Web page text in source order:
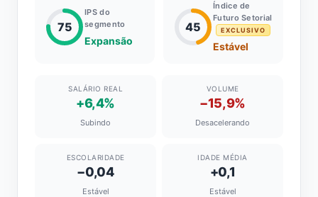
75
IPS do
segmento
Expansão
45
Índice de
Futuro Setorial
EXCLUSIVO
Estável
SALÁRIO REAL
+6,4%
Subindo
VOLUME
−15,9%
Desacelerando
ESCOLARIDADE
−0,04
Estável
IDADE MÉDIA
+0,1
Estável